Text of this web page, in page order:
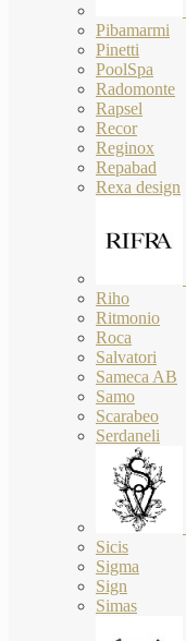
Pibamarmi
Pinetti
PoolSpa
Radomonte
Rapsel
Recor
Reginox
Repabad
Rexa design
Riho
Ritmonio
Roca
Salvatori
Sameca AB
Samo
Scarabeo
Serdaneli
Sicis
Sigma
Sign
Simas